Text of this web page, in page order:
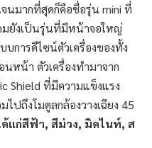
นมากที่สุดก็คือชื่อรุ่น mini ที่
ยังเป็นรุ่นที่มีหน้าจอใหญ่
การดีไซน์ตัวเครื่องของทั้ง
หน้า ตัวเครื่องทำมาจาก
Shield ที่มีความแข็งแรง
ปถึงโมดูลกล้องวางเฉียง 45
ด้แก่สีฟ้า, สีม่วง, มิดไนท์, ส